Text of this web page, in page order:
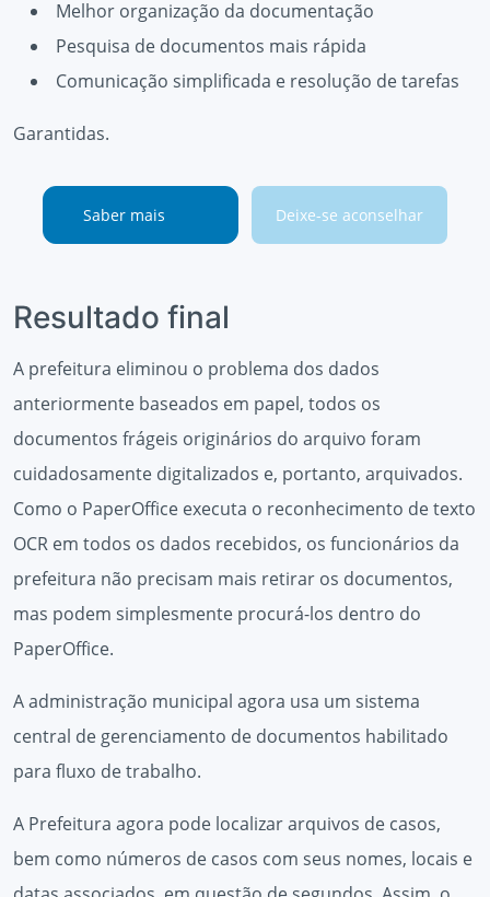
Melhor organização da documentação
Pesquisa de documentos mais rápida
Comunicação simplificada e resolução de tarefas
Garantidas.
Saber mais Deixe-se aconselhar
Resultado final
A prefeitura eliminou o problema dos dados
anteriormente baseados em papel, todos os
documentos frágeis originários do arquivo foram
cuidadosamente digitalizados e, portanto, arquivados.
Como o PaperOffice executa o reconhecimento de texto
OCR em todos os dados recebidos, os funcionários da
prefeitura não precisam mais retirar os documentos,
mas podem simplesmente procurá-los dentro do
PaperOffice.
A administração municipal agora usa um sistema
central de gerenciamento de documentos habilitado
para fluxo de trabalho.
A Prefeitura agora pode localizar arquivos de casos,
bem como números de casos com seus nomes, locais e